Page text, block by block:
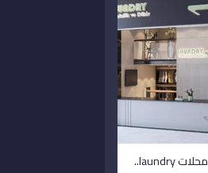
محلات laundry..